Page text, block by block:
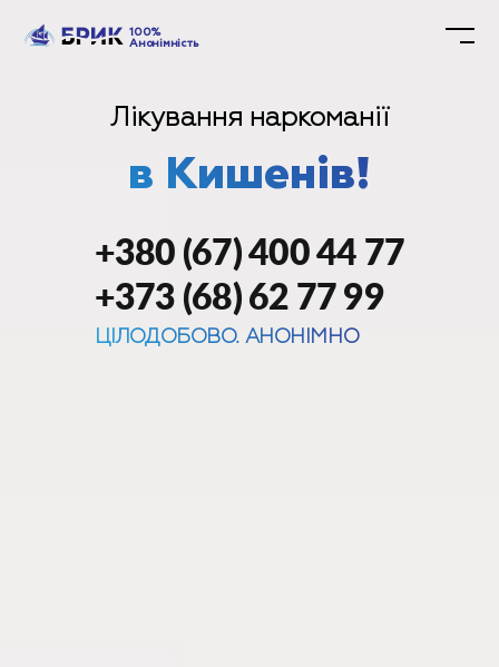
100%
Анонімність
+380 (67) 400 44 77
+373 (68) 62 77 99
ЦІЛОДОБОВО. АНОНІМНО
Лікування наркоманії
в Кишенів!